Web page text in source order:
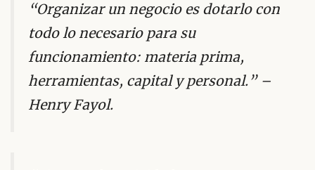
“Organizar un negocio es dotarlo con
todo lo necesario para su
funcionamiento: materia prima,
herramientas, capital y personal.” –
Henry Fayol.